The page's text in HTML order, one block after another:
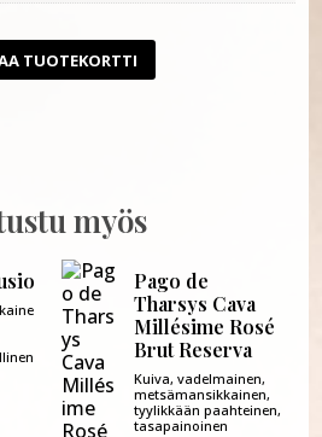
TUOTEKORTTI
myös
Pago de
Tharsys Cava
Millésime Rosé
Brut Reserva
Kuiva, vadelmainen,
metsämansikkainen,
tyylikkään paahteinen,
tasapainoinen